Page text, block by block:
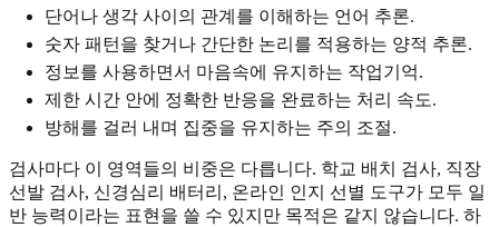
단어나 생각 사이의 관계를 이해하는 언어 추론.
숫자 패턴을 찾거나 간단한 논리를 적용하는 양적 추론.
정보를 사용하면서 마음속에 유지하는 작업기억.
제한 시간 안에 정확한 반응을 완료하는 처리 속도.
방해를 걸러 내며 집중을 유지하는 주의 조절.
검사마다 이 영역들의 비중은 다릅니다. 학교 배치 검사, 직장
선발 검사, 신경심리 배터리, 온라인 인지 선별 도구가 모두 일
반 능력이라는 표현을 쓸 수 있지만 목적은 같지 않습니다. 하